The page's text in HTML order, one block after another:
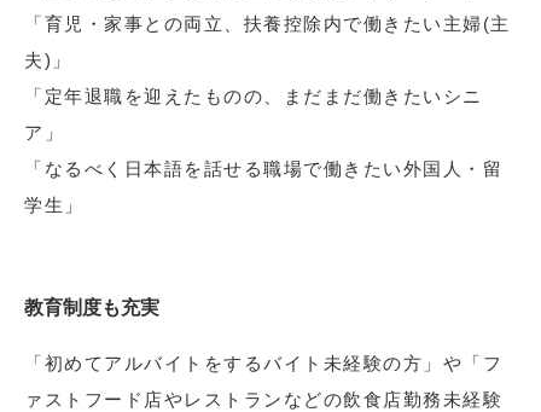
「育児・家事との両立、扶養控除内で働きたい主婦(主
夫)」
「定年退職を迎えたものの、まだまだ働きたいシニ
ア」
「なるべく日本語を話せる職場で働きたい外国人・留
学生」
教育制度も充実
「初めてアルバイトをするバイト未経験の方」や「フ
ァストフード店やレストランなどの飲食店勤務未経験